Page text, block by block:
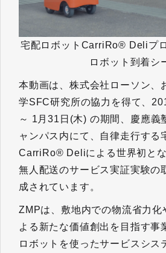
宅配ロボットCarriRo® Deliプ
ロボット到着シ
本動画は、株式会社ローソン、
学SFC研究所の協力を得て、
～ 1月31日(木) の期間、慶應義
ャンパス内にて、自律走行する
CarriRo® Deliによる世界初と
無人配送のサービス実証実験の
成されています。
ZMPは、敷地内での物流省力化
よる新たな価値創出を目指す事
ロボットを使ったサービスシス